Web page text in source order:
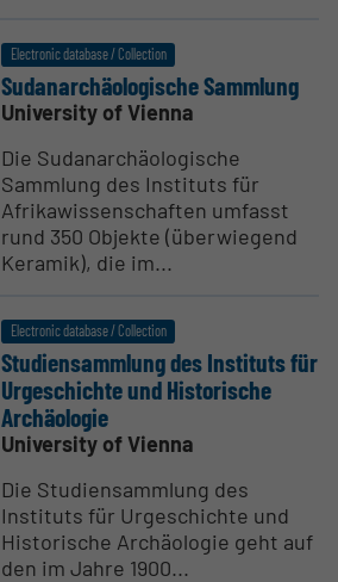
Electronic database / Collection
Sudanarchäol­o­gische Sammlung
University of Vienna
Die Sudanarchäologische
Sammlung des Instituts für
Afrikawissenschaften umfasst
rund 350 Objekte (überwiegend
Keramik), die im...
Electronic database / Collection
Studi­en­sammlung des Instituts für
Urgeschichte und Historische
Archäologie
University of Vienna
Die Studiensammlung des
Instituts für Urgeschichte und
Historische Archäologie geht auf
den im Jahre 1900...